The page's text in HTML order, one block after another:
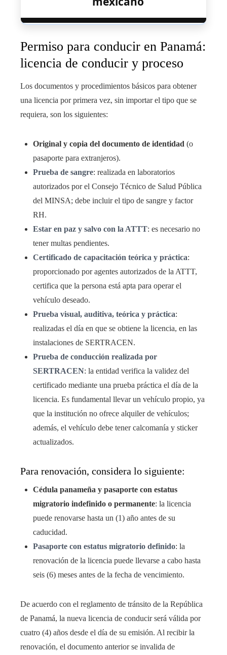
Permiso para conducir en Panamá:
licencia de conducir y proceso
Los documentos y procedimientos básicos para obtener
una licencia por primera vez, sin importar el tipo que se
requiera, son los siguientes:
Original y copia del documento de identidad (o
pasaporte para extranjeros).
Prueba de sangre: realizada en laboratorios
autorizados por el Consejo Técnico de Salud Pública
del MINSA; debe incluir el tipo de sangre y factor
RH.
Estar en paz y salvo con la ATTT: es necesario no
tener multas pendientes.
Certificado de capacitación teórica y práctica:
proporcionado por agentes autorizados de la ATTT,
certifica que la persona está apta para operar el
vehículo deseado.
Prueba visual, auditiva, teórica y práctica:
realizadas el día en que se obtiene la licencia, en las
instalaciones de SERTRACEN.
Prueba de conducción realizada por
SERTRACEN: la entidad verifica la validez del
certificado mediante una prueba práctica el día de la
licencia. Es fundamental llevar un vehículo propio, ya
que la institución no ofrece alquiler de vehículos;
además, el vehículo debe tener calcomanía y sticker
actualizados.
Para renovación, considera lo siguiente:
Cédula panameña y pasaporte con estatus
migratorio indefinido o permanente: la licencia
puede renovarse hasta un (1) año antes de su
caducidad.
Pasaporte con estatus migratorio definido: la
renovación de la licencia puede llevarse a cabo hasta
seis (6) meses antes de la fecha de vencimiento.
De acuerdo con el reglamento de tránsito de la República
de Panamá, la nueva licencia de conducir será válida por
cuatro (4) años desde el día de su emisión. Al recibir la
renovación, el documento anterior se invalida de